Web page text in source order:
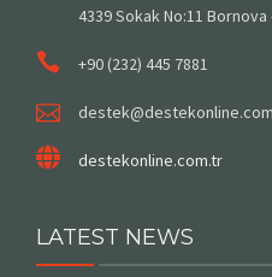
4339 Sokak No:11 Bornova
+90 (232) 445 7881
destekonline.com.tr
LATEST NEWS